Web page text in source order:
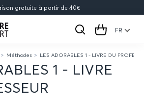
gratuite à partir de 40€
Rechercher
Cart FR
Méthodes LES ADORABLES 1 - LIVRE DU
1 - LIVRE